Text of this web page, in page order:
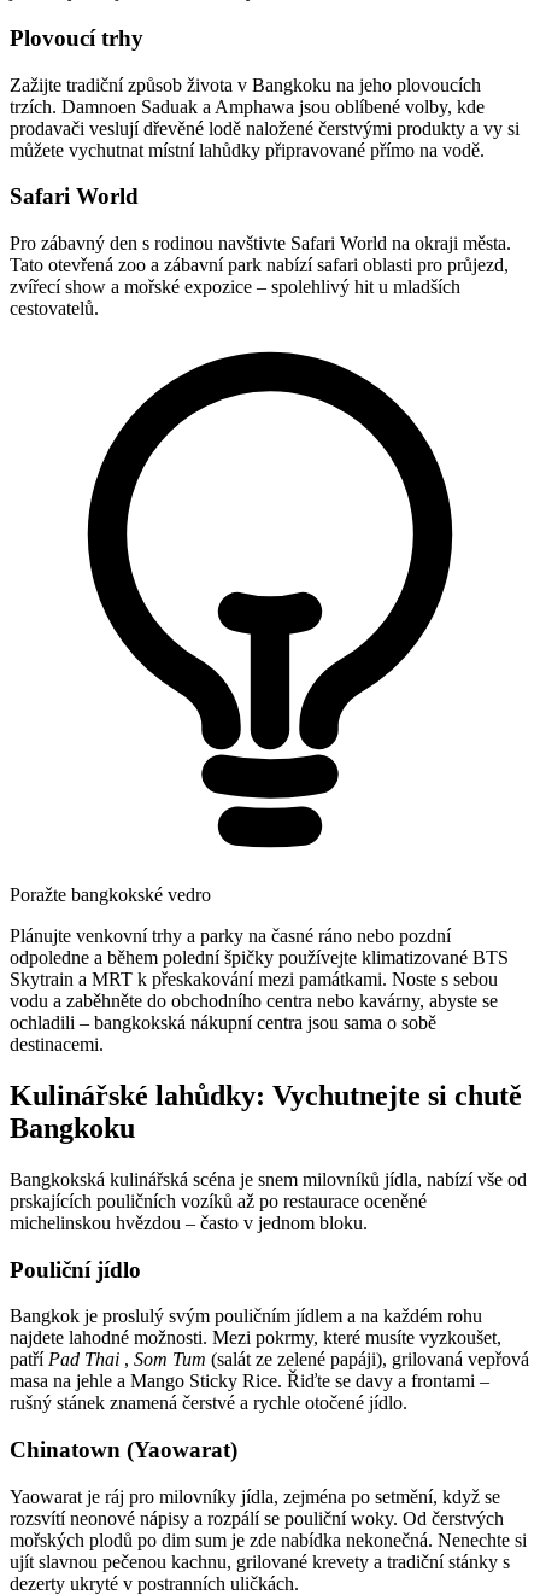
Plovoucí trhy
Zažijte tradiční způsob života v Bangkoku na jeho plovoucích
trzích. Damnoen Saduak a Amphawa jsou oblíbené volby, kde
prodavači veslují dřevěné lodě naložené čerstvými produkty a vy si
můžete vychutnat místní lahůdky připravované přímo na vodě.
Safari World
Pro zábavný den s rodinou navštivte Safari World na okraji města.
Tato otevřená zoo a zábavní park nabízí safari oblasti pro průjezd,
zvířecí show a mořské expozice – spolehlivý hit u mladších
cestovatelů.
Poražte bangkokské vedro
Plánujte venkovní trhy a parky na časné ráno nebo pozdní
odpoledne a během polední špičky používejte klimatizované BTS
Skytrain a MRT k přeskakování mezi památkami. Noste s sebou
vodu a zaběhněte do obchodního centra nebo kavárny, abyste se
ochladili – bangkokská nákupní centra jsou sama o sobě
destinacemi.
Kulinářské lahůdky: Vychutnejte si chutě
Bangkoku
Bangkokská kulinářská scéna je snem milovníků jídla, nabízí vše od
prskajících pouličních vozíků až po restaurace oceněné
michelinskou hvězdou – často v jednom bloku.
Pouliční jídlo
Bangkok je proslulý svým pouličním jídlem a na každém rohu
najdete lahodné možnosti. Mezi pokrmy, které musíte vyzkoušet,
patří Pad Thai , Som Tum (salát ze zelené papáji), grilovaná vepřová
masa na jehle a Mango Sticky Rice. Řiďte se davy a frontami –
rušný stánek znamená čerstvé a rychle otočené jídlo.
Chinatown (Yaowarat)
Yaowarat je ráj pro milovníky jídla, zejména po setmění, když se
rozsvítí neonové nápisy a rozpálí se pouliční woky. Od čerstvých
mořských plodů po dim sum je zde nabídka nekonečná. Nenechte si
ujít slavnou pečenou kachnu, grilované krevety a tradiční stánky s
dezerty ukryté v postranních uličkách.